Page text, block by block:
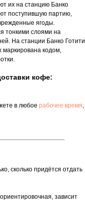
их на станцию ​​Банко
поступившую партию,
ягоды.
тонкими слоями на
На станции Банко Готити
маркирована кодом,
кофе:
в любое рабочее время,
сколько придётся отдать
зависит